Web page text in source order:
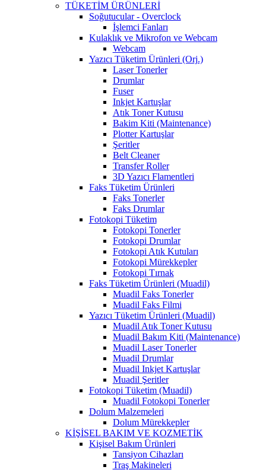
TÜKETİM ÜRÜNLERİ
Soğutucular - Overclock
İşlemci Fanları
Kulaklık ve Mikrofon ve Webcam
Webcam
Yazıcı Tüketim Ürünleri (Orj.)
Laser Tonerler
Drumlar
Fuser
Inkjet Kartuşlar
Atık Toner Kutusu
Bakim Kiti (Maintenance)
Plotter Kartuşlar
Şeritler
Belt Cleaner
Transfer Roller
3D Yazıcı Flamentleri
Faks Tüketim Ürünleri
Faks Tonerler
Faks Drumlar
Fotokopi Tüketim
Fotokopi Tonerler
Fotokopi Drumlar
Fotokopi Atık Kutuları
Fotokopi Mürekkepler
Fotokopi Tırnak
Faks Tüketim Ürünleri (Muadil)
Muadil Faks Tonerler
Muadil Faks Filmi
Yazıcı Tüketim Ürünleri (Muadil)
Muadil Atık Toner Kutusu
Muadil Bakım Kiti (Maintenance)
Muadil Laser Tonerler
Muadil Drumlar
Muadil Inkjet Kartuşlar
Muadil Şeritler
Fotokopi Tüketim (Muadil)
Muadil Fotokopi Tonerler
Dolum Malzemeleri
Dolum Mürekkepler
KİŞİSEL BAKIM VE KOZMETİK
Kişisel Bakım Ürünleri
Tansiyon Cihazları
Traş Makineleri